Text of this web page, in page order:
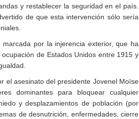
y restablecer la seguridad en el país.
de que esta intervención sólo sería
por la injerencia exterior, que ha
de Estados Unidos entre 1915 y
el asesinato del presidente Jovenel Moïse
dominantes para bloquear cualquier
y desplazamientos de población (por
de desnutrición, enfermedades, cierre